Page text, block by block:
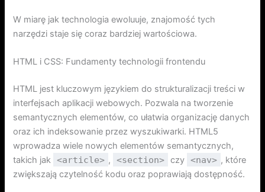
W miarę jak technologia ewoluuje, znajomość tych
narzędzi staje się coraz bardziej wartościowa.
HTML i CSS: Fundamenty technologii frontendu
HTML jest kluczowym językiem do strukturalizacji treści w
interfejsach aplikacji webowych. Pozwala na tworzenie
semantycznych elementów, co ułatwia organizację danych
oraz ich indeksowanie przez wyszukiwarki. HTML5
wprowadza wiele nowych elementów semantycznych,
takich jak
<article> , <section> czy <nav> , które
zwiększają czytelność kodu oraz poprawiają dostępność.